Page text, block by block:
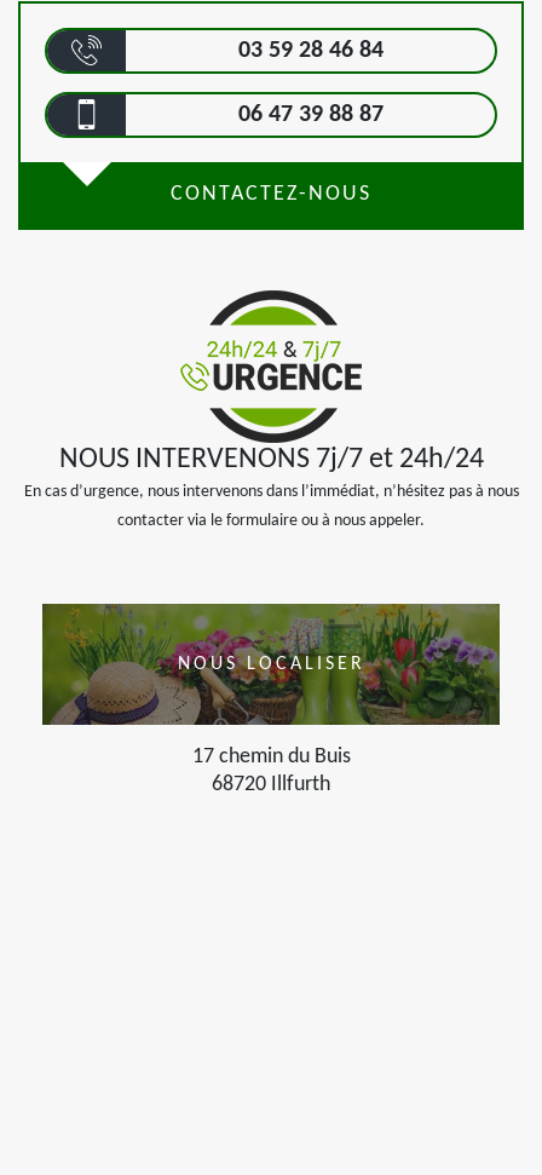
03 59 28 46 84
06 47 39 88 87
CONTACTEZ-NOUS
NOUS INTERVENONS 7j/7 et 24h/24
En cas d’urgence, nous intervenons dans l’immédiat, n’hésitez pas à nous
contacter via le formulaire ou à nous appeler.
NOUS LOCALISER
17 chemin du Buis
68720 Illfurth